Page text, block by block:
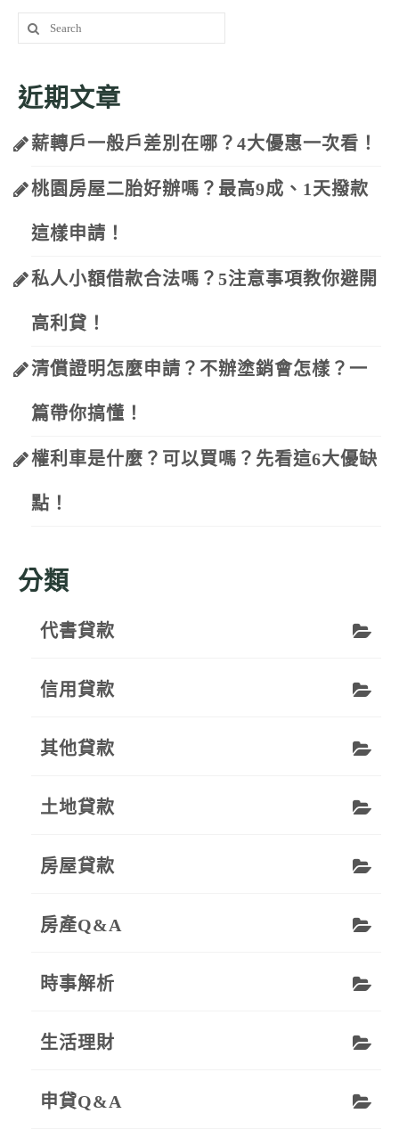
Search
for:
近期文章
薪轉戶一般戶差別在哪？4大優惠一次看！
桃園房屋二胎好辦嗎？最高9成、1天撥款
這樣申請！
私人小額借款合法嗎？5注意事項教你避開
高利貸！
清償證明怎麼申請？不辦塗銷會怎樣？一
篇帶你搞懂！
權利車是什麼？可以買嗎？先看這6大優缺
點！
分類
代書貸款
信用貸款
其他貸款
土地貸款
房屋貸款
房產Q&A
時事解析
生活理財
申貸Q&A